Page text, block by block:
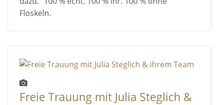
Floskeln.
Freie Trauung mit Julia Steglich &